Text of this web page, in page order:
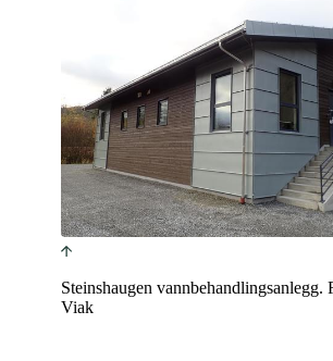
Steinshaugen vannbehandlingsanlegg.
Viak